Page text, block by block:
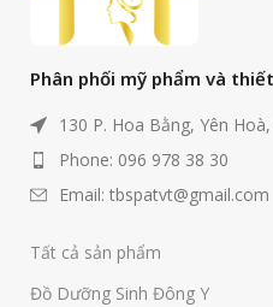
Phân phối mỹ phẩm và thiết
130 P. Hoa Bằng, Yên
Phone: 096 978 38 30
Email: tbspatvt@gmail.com
Tất cả sản phẩm
Đồ Dưỡng Sinh Đông Y